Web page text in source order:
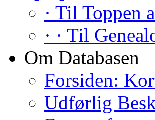
· Til Toppen
· · Til
Om Databasen
Forsiden:
Udførlig